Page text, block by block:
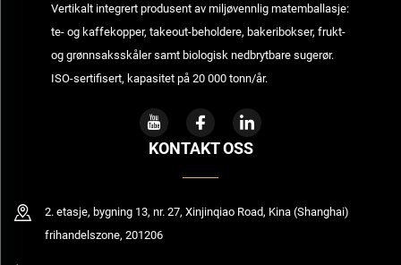
Vertikalt integrert produsent av miljøvennlig matemballasje:
te- og kaffekopper, takeout-beholdere, bakeribokser, frukt-
og grønnsaksskåler samt biologisk nedbrytbare sugerør.
ISO-sertifisert, kapasitet på 20 000 tonn/år.
KONTAKT OSS
2. etasje, bygning 13, nr. 27, Xinjinqiao Road, Kina (Shanghai)
frihandelszone, 201206